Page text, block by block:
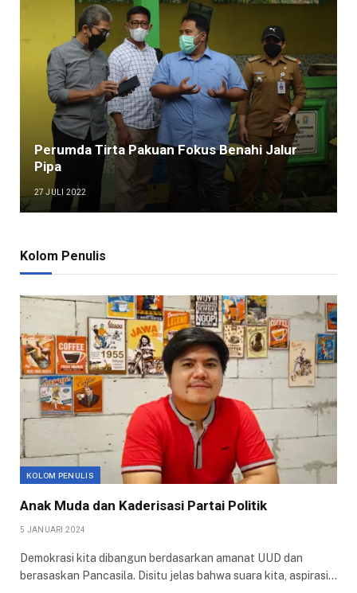
Perumda Tirta Pakuan Fokus Benahi Jalur
Pipa
27 JULI 2022
Kolom Penulis
KOLOM PENULIS
Anak Muda dan Kaderisasi Partai Politik
5 JANUARI 2024
Demokrasi kita dibangun berdasarkan amanat UUD dan
berasaskan Pancasila. Disitu jelas bahwa suara kita, aspirasi…